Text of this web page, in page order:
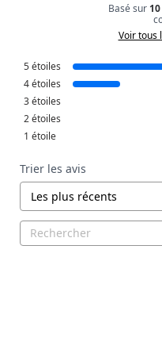
Basé sur 10
Voir tous
5étoiles
4étoiles
3étoiles
2étoiles
1 étoile
Trier les avis